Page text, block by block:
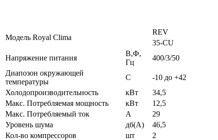
Модель Royal Clima
REV
35-CU
Напряжение питания
В,Ф,
Гц
400/3/50
Диапозон окружающей
температуры
С
-10 до +42
Холодопроизводительность
кВт
34,5
Макс. Потребляемая мощность
кВт
12,5
Макс. Потребляемый ток
А
29
Уровень шума
дб(А)
46,5
Кол-во компрессоров
шт
2